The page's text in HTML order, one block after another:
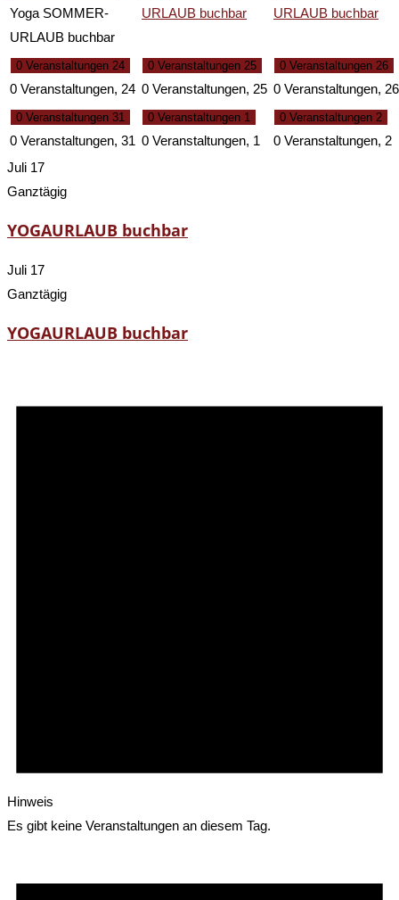
Yoga SOMMER-
URLAUB buchbar
URLAUB buchbar
URLAUB buchbar
0 Veranstaltungen 24
0 Veranstaltungen, 24
0 Veranstaltungen 25
0 Veranstaltungen, 25
0 Veranstaltungen 26
0 Veranstaltungen, 26
0 Veranstaltungen 31
0 Veranstaltungen, 31
0 Veranstaltungen 1
0 Veranstaltungen, 1
0 Veranstaltungen 2
0 Veranstaltungen, 2
Juli 17
Ganztägig
YOGAURLAUB buchbar
Juli 17
Ganztägig
YOGAURLAUB buchbar
Hinweis
Es gibt keine Veranstaltungen an diesem Tag.